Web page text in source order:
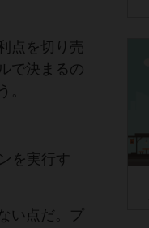
点を切り売
で決まるの
。
を実行す
い点だ。プ